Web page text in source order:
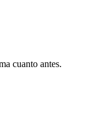
cuanto antes.